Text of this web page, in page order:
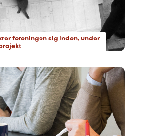
foreningen sig inden, under